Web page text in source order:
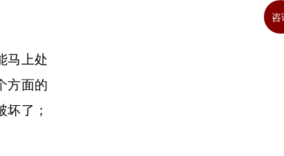
马上处
方面的
了；
咨